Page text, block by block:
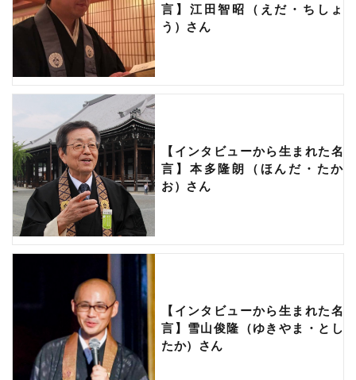
言】江田智昭（えだ・ちしょ
う）さん
【インタビューから生まれた名
言】本多隆朗（ほんだ・たか
お）さん
【インタビューから生まれた名
言】雪山俊隆（ゆきやま・とし
たか）さん